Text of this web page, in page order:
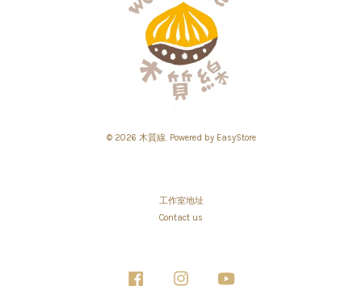
© 2026 木質線. Powered by EasyStore
工作室地址
Contact us
Facebook Instagram